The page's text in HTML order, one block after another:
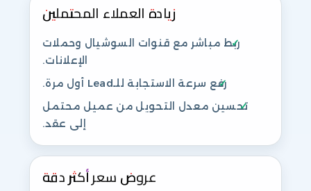
زيادة العملاء المحتملين
ربط مباشر مع قنوات السوشيال وحملات
الإعلانات.
رفع سرعة الاستجابة للـLead أول مرة.
تحسين معدل التحويل من عميل محتمل
إلى عقد.
عروض سعر أكثر دقة